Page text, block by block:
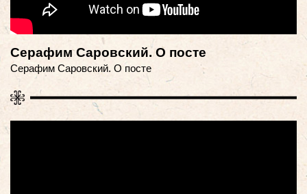
Серафим Саровский. О посте
Серафим Саровский. О посте